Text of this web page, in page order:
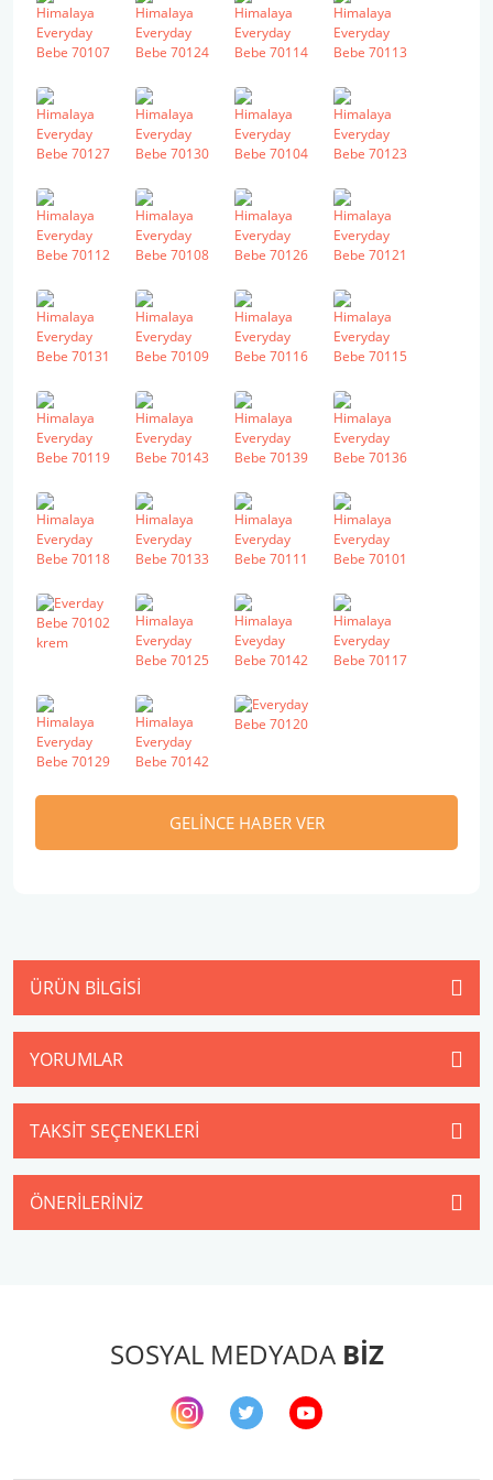
GELİNCE HABER VER
ÜRÜN BILGISI
YORUMLAR
TAKSIT SEÇENEKLERI
ÖNERILERINIZ
SOSYAL MEDYADA BİZ